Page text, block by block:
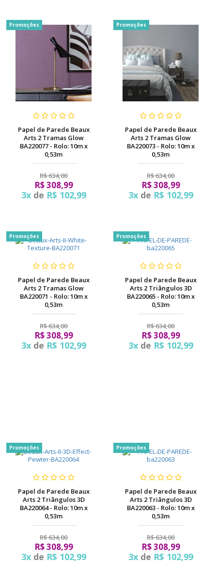
Papel de Parede Beaux
Arts 2 Tramas Glow
BA220077 - Rolo: 10m x
0,53m
R$ 634,00
R$ 308,99
3xde R$ 102,99
Promoções
Papel de Parede Beaux
Arts 2 Tramas Glow
BA220073 - Rolo: 10m x
0,53m
R$ 634,00
R$ 308,99
3xde R$ 102,99
Promoções
Papel de Parede Beaux
Arts 2 Tramas Glow
BA220071 - Rolo: 10m x
0,53m
R$ 634,00
R$ 308,99
3xde R$ 102,99
Promoções
Papel de Parede Beaux
Arts 2 Triângulos 3D
BA220065 - Rolo: 10m x
0,53m
R$ 634,00
R$ 308,99
3xde R$ 102,99
Promoções
Papel de Parede Beaux
Arts 2 Triângulos 3D
BA220064 - Rolo: 10m x
0,53m
R$ 634,00
R$ 308,99
3xde R$ 102,99
Promoções
Papel de Parede Beaux
Arts 2 Triângulos 3D
BA220063 - Rolo: 10m x
0,53m
R$ 634,00
R$ 308,99
3xde R$ 102,99
Promoções